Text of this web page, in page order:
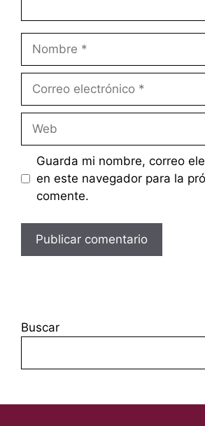
Nombre
Correo
Web
Guarda mi nombre, correo
en este navegador para la
comente.
Buscar